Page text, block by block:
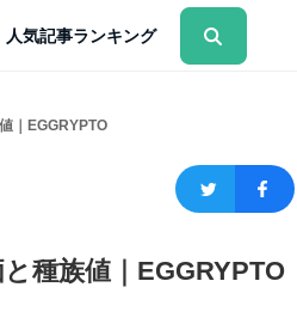
人気記事ランキング
｜EGGRYPTO
種族値｜EGGRYPTO